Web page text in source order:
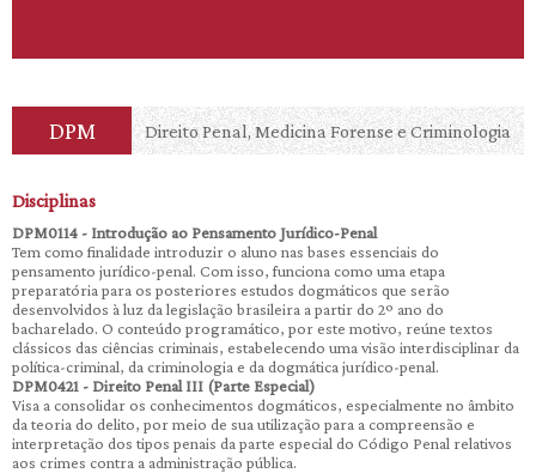
DPM Direito Penal, Medicina Forense e Criminologia
Disciplinas
DPM0114 - Introdução ao Pensamento Jurídico-Penal
Tem como finalidade introduzir o aluno nas bases essenciais do
pensamento jurídico-penal. Com isso, funciona como uma etapa
preparatória para os posteriores estudos dogmáticos que serão
desenvolvidos à luz da legislação brasileira a partir do 2º ano do
bacharelado. O conteúdo programático, por este motivo, reúne textos
clássicos das ciências criminais, estabelecendo uma visão interdisciplinar da
política-criminal, da criminologia e da dogmática jurídico-penal.
DPM0421 - Direito Penal III (Parte Especial)
Visa a consolidar os conhecimentos dogmáticos, especialmente no âmbito
da teoria do delito, por meio de sua utilização para a compreensão e
interpretação dos tipos penais da parte especial do Código Penal relativos
aos crimes contra a administração pública.